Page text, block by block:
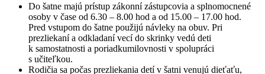
Do šatne majú prístup zákonní zástupcovia a splnomocnené
osoby v čase od 6.30 – 8.00 hod a od 15.00 – 17.00 hod.
Pred vstupom do šatne použijú návleky na obuv. Pri
prezliekaní a odkladaní vecí do skrinky vedú deti
k samostatnosti a poriadkumilovnosti v spolupráci
s učiteľkou.
Rodičia sa počas prezliekania detí v šatni venujú dieťaťu,